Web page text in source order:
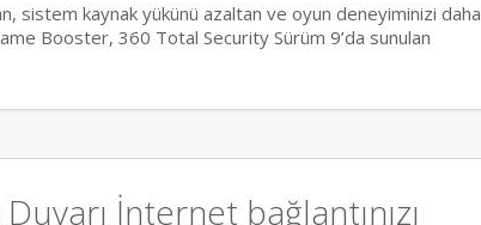
sistem kaynak yükünü azaltan ve oyun deneyiminizi daha
Booster, 360 Total Security Sürüm 9’da sunulan
İnternet bağlantınızı